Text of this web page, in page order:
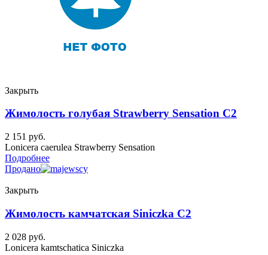
Закрыть
Жимолость голубая Strawberry Sensation C2
2 151 руб.
Lonicera caerulea Strawberry Sensation
Подробнее
Продано
Закрыть
Жимолость камчатская Siniczka C2
2 028 руб.
Lonicera kamtschatica Siniczka